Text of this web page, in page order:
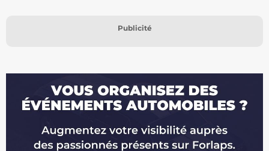
Publicité